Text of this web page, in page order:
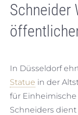
Schneider
In Düsseldorf
Statue in der
für Einheimische
Schneiders